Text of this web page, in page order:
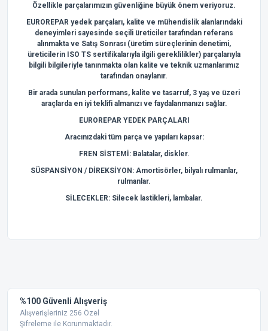
Özellikle parçalarımızın güvenliğine büyük önem veriyoruz.
EUROREPAR yedek parçaları, kalite ve mühendislik alanlarındaki
deneyimleri sayesinde seçili üreticiler tarafından referans
alınmakta ve Satış Sonrası (üretim süreçlerinin denetimi,
üreticilerin ISO TS sertifikalarıyla ilgili gereklilikler) parçalarıyla
bilgili bilgileriyle tanınmakta olan kalite ve teknik uzmanlarımız
tarafından onaylanır.
Bir arada sunulan performans, kalite ve tasarruf, 3 yaş ve üzeri
araçlarda en iyi teklifi almanızı ve faydalanmanızı sağlar.
EUROREPAR YEDEK PARÇALARI
Aracınızdaki tüm parça ve yapıları kapsar:
FREN SİSTEMİ: Balatalar, diskler.
SÜSPANSİYON / DİREKSİYON: Amortisörler, bilyalı rulmanlar,
rulmanlar.
SİLECEKLER: Silecek lastikleri, lambalar.
Ürün resmi kalitesiz, bozuk veya görüntülenemiyor.
Ürün açıklamasında eksik bilgiler bulunuyor.
%100 Güvenli Alışveriş
Alışverişleriniz 256 Özel
Şifreleme ile Korunmaktadır.